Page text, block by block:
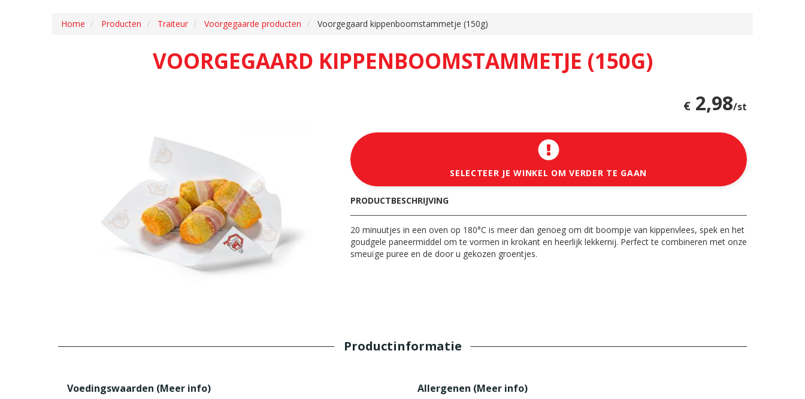
Home Producten Traiteur Voorgegaarde producten Voorgegaard kippenboomstammetje (150g)
VOORGEGAARD KIPPENBOOMSTAMMETJE (150G)
€ 2,98/st
SELECTEER JE WINKEL OM VERDER TE GAAN
PRODUCTBESCHRIJVING
20 minuutjes in een oven op 180°C is meer dan genoeg om dit boompje van kippenvlees, spek en het
goudgele paneermiddel om te vormen in krokant en heerlijk lekkernij. Perfect te combineren met onze
smeuïge puree en de door u gekozen groentjes.
Productinformatie
Voedingswaarden (Meer info) Allergenen (Meer info)